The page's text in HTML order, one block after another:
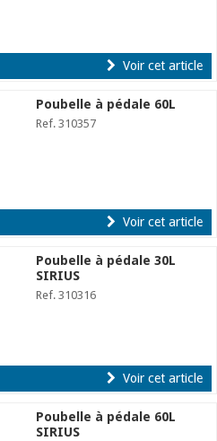
Voir cet article
Poubelle à pédale 60L
Ref. 310357
Voir cet article
Poubelle à pédale 30L
SIRIUS
Ref. 310316
Voir cet article
Poubelle à pédale 60L
SIRIUS